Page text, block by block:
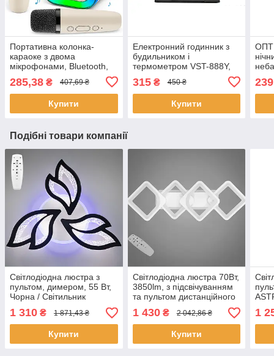
Портативна колонка-
караоке з двома
мікрофонами, Bluetooth,
Дитяча колонка блютуз
285,38 ₴ 407,69 ₴
Купити
Електронний годинник з
будильником і
термометром VST-888Y,
Дзеркальний годинник із
зеленим LED
315₴ 450 ₴
Купити
ОПТ
Подібні товари компанії
Світлодіодна люстра з
пультом, димером, 55 Вт,
Чорна / Світильник
стельовий / Люстра
світлодіодна / LED люстра
1 310 ₴ 1 871,43 ₴
Купити
Світлодіодна люстра 70Вт,
3850lm, з підсвічуванням
та пультом дистанційного
керування, Білий / LED
люстра стельова з
керуванням
1 430₴ 2 042,86 ₴
Купити
1